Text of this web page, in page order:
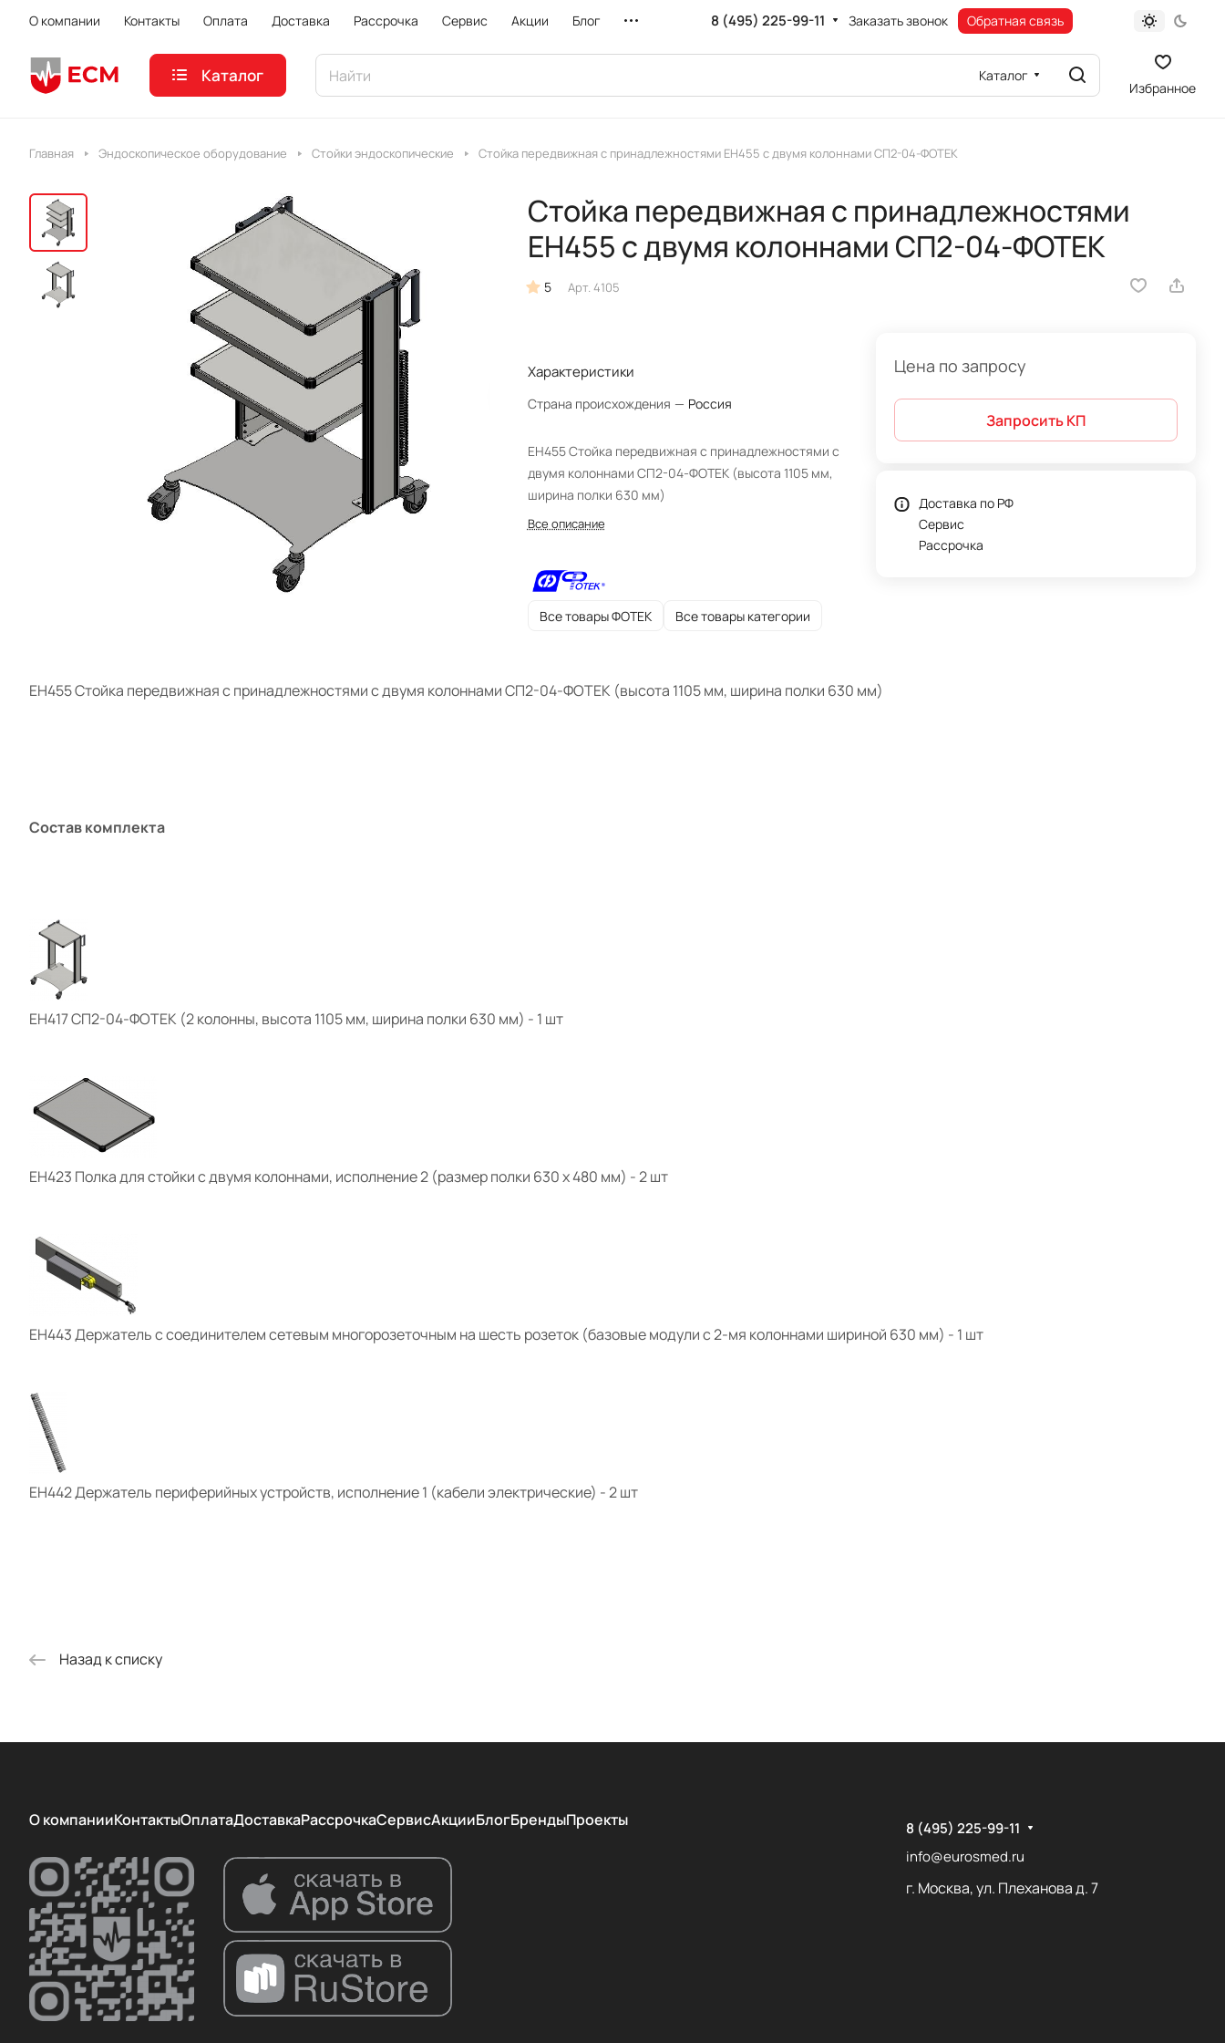
О компании Контакты Оплата Доставка Рассрочка Сервис Акции Блог 8 (495) 225-99-11 Заказать звонок Обратная связь
Каталог Каталог
Избранное
Главная Эндоскопическое оборудование Стойки эндоскопические Стойка передвижная с принадлежностями ЕН455 с двумя колоннами СП2-04-ФОТЕК
Стойка передвижная с принадлежностями
ЕН455 с двумя колоннами СП2-04-ФОТЕК
5 Арт. 4105
Характеристики
Страна происхождения — Россия
ЕН455 Стойка передвижная с принадлежностями с
двумя колоннами СП2-04-ФОТЕК (высота 1105 мм,
ширина полки 630 мм)
Все описание
Все товары ФОТЕК Все товары категории
Цена по запросу
Запросить КП
Доставка по РФ
Сервис
Рассрочка
ЕН455 Стойка передвижная с принадлежностями с двумя колоннами СП2-04-ФОТЕК (высота 1105 мм, ширина полки 630 мм)
Состав комплекта
ЕН417СП2-04-ФОТЕК (2 колонны, высота 1105 мм, ширина полки 630 мм) - 1 шт
ЕН423 Полка для стойки с двумя колоннами, исполнение 2 (размер полки 630 х 480 мм) - 2 шт
ЕН443Держатель с соединителем сетевым многорозеточным на шесть розеток (базовые модули с 2-мя колоннами шириной 630 мм) - 1 шт
ЕН442Держатель периферийных устройств, исполнение 1 (кабели электрические) -2 шт
Назад к списку
О компанииКонтактыОплатаДоставкаРассрочкаСервисАкцииБлогБрендыПроекты
8 (495) 225-99-11
info@eurosmed.ru
г. Москва, ул. Плеханова д. 7